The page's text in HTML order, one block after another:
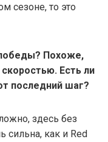
сезоне, то это
Похоже,
Есть ли
последний шаг?
здесь без
сильна, как и Red